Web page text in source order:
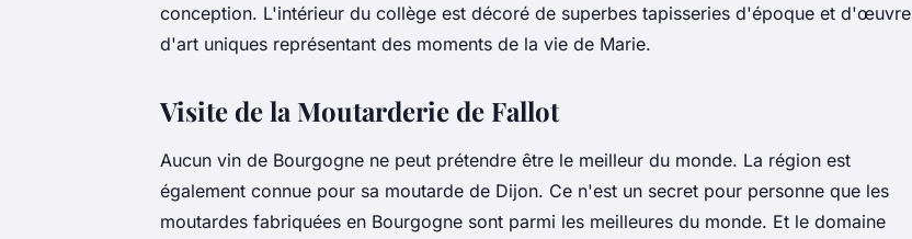
conception. L'intérieur du collège est décoré de superbes tapisseries d'époque et
d'art uniques représentant des moments de la vie de Marie.
Visite de la Moutarderie de Fallot
Aucun vin de Bourgogne ne peut prétendre être le meilleur du monde. La région est
également connue pour sa moutarde de Dijon. Ce n'est un secret pour personne que les
moutardes fabriquées en Bourgogne sont parmi les meilleures du monde. Et le domaine